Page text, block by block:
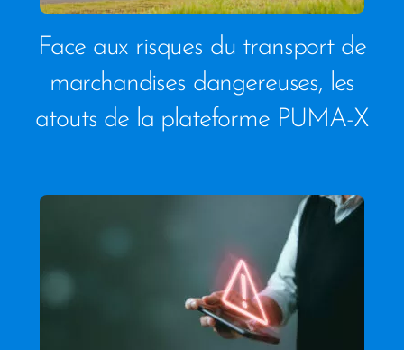
Face aux risques du transport de
marchandises dangereuses, les
atouts de la plateforme PUMA-X